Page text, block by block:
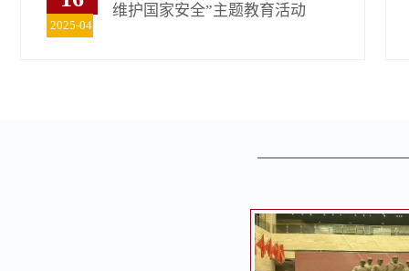
维护国家安全”主题教育活动
2025-04